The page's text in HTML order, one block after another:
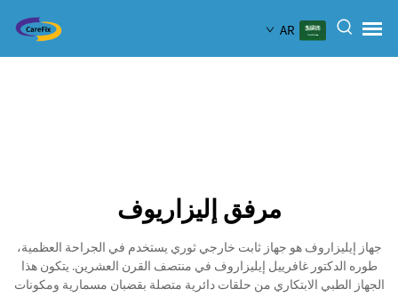
AR
مرفق إليزاريوف
جهاز إيليزاروف هو جهاز ثابت خارجي ثوري يستخدم في الجراحة العظمية،
طوره الدكتور غافرييل إيليزاروف في منتصف القرن العشرين. يتكون هذا
الجهاز الطبي الابتكاري من حلقات دائرية متصلة بقضبان مسمارية ومكونات